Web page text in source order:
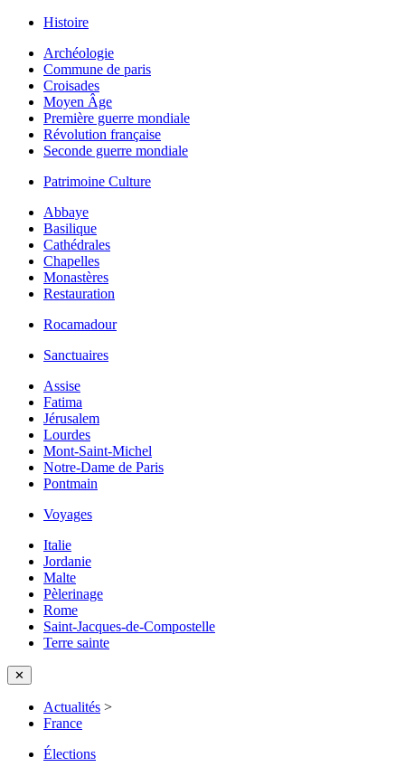
Histoire
Archéologie
Commune de paris
Croisades
Moyen Âge
Première guerre mondiale
Révolution française
Seconde guerre mondiale
Patrimoine Culture
Abbaye
Basilique
Cathédrales
Chapelles
Monastères
Restauration
Rocamadour
Sanctuaires
Assise
Fatima
Jérusalem
Lourdes
Mont-Saint-Michel
Notre-Dame de Paris
Pontmain
Voyages
Italie
Jordanie
Malte
Pèlerinage
Rome
Saint-Jacques-de-Compostelle
Terre sainte
✕
Actualités >
France
Élections